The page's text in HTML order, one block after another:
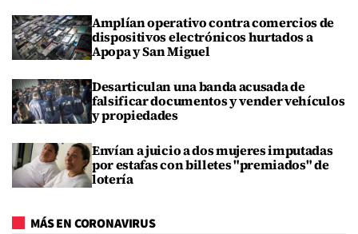
Amplían operativo contra comercios de
dispositivos electrónicos hurtados a
Apopa y San Miguel
Desarticulan una banda acusada de
falsificar documentos y vender vehículos
y propiedades
Envían a juicio a dos mujeres imputadas
por estafas con billetes "premiados" de
lotería
MÁS EN CORONAVIRUS